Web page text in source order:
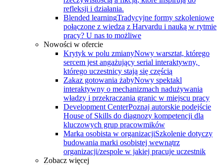
refleksji i działania.
Blended learningTradycyjne formy szkoleniowe
połączone z wiedzą z Harvardu i nauką w rytmie
pracy? U nas to możliwe
Nowości w ofercie
Krytyk w polu zmianyNowy warsztat, którego
sercem jest angażujący serial interaktywny, ​
którego uczestnicy stają się częścią
Zakaz gotowania żabyNowy spektakl
interaktywny o mechanizmach nadużywania
władzy i przekraczania granic w miejscu pracy
Development CenterPoznaj autorskie podejście
House of Skills do diagnozy kompetencji dla
kluczowych grup pracowmików
Marka osobista w organizacjiSzkolenie dotyczy
budowania marki osobistej wewnątrz
organizacji/zespole w jakiej pracuje uczestnik
Zobacz więcej